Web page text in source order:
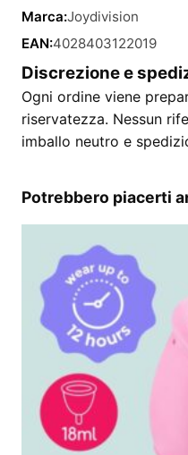
Marca:Joydivision
EAN:4028403122019
Discrezione e
Ogni ordine viene
riservatezza. Nessun
imballo neutro e
Potrebbero piacerti